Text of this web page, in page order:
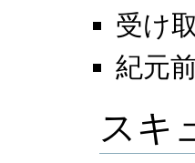
受け
紀元
スキ